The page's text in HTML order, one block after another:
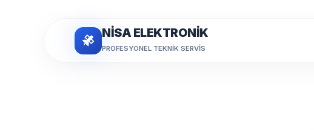
NİSA ELEKTRONİK
PROFESYONEL TEKNIK SERVIS